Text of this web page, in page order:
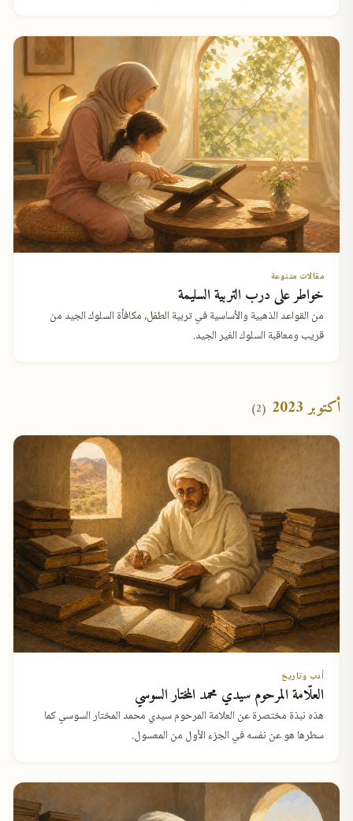
مقالات متنوعة
خواطر على درب التربية السليمة
من القواعد الذهبية والأساسية في تربية الطفل، مكافأة السلوك الجيد من
قريب ومعاقبة السلوك الغير الجيد.
أكتوبر 2023 (2)
أدب وتاريخ
العلّامة المرحوم سيدي محمد المختار السوسي
هذه نبذة مختصرة عن العلامة المرحوم سيدي محمد المختار السوسي كما
سطرها هو عن نفسه في الجزء الأول من المعسول.